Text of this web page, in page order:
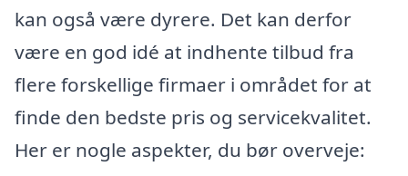
kan også være dyrere. Det kan derfor
være en god idé at indhente tilbud fra
flere forskellige firmaer i området for at
finde den bedste pris og servicekvalitet.
Her er nogle aspekter, du bør overveje: